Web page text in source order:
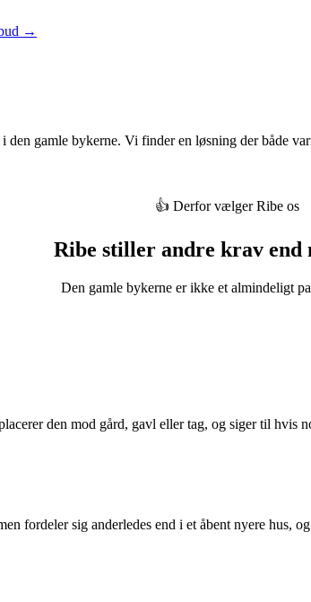
→
gamle bykerne. Vi finder en løsning der både
👍 Derfor vælger Ribe os
Ribe stiller andre krav end
Den gamle bykerne er ikke et almindeligt
den mod gård, gavl eller tag, og siger til hvis
fordeler sig anderledes end i et åbent nyere hus,